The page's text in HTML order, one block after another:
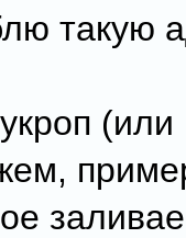
такую
(или